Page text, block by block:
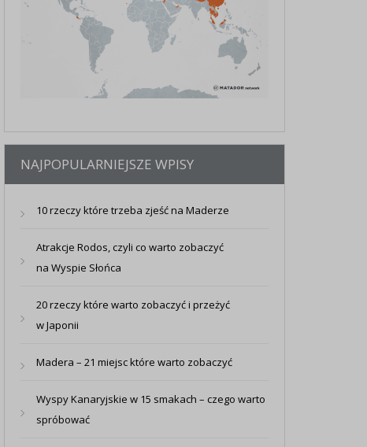
NAJPOPULARNIEJSZE WPISY
10 rzeczy które trzeba zjeść na Maderze
Atrakcje Rodos, czyli co warto zobaczyć
na Wyspie Słońca
20 rzeczy które warto zobaczyć i przeżyć
w Japonii
Madera – 21 miejsc które warto zobaczyć
Wyspy Kanaryjskie w 15 smakach – czego warto
spróbować